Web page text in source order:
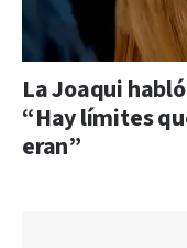
La Joaqui
“Hay límites
eran”